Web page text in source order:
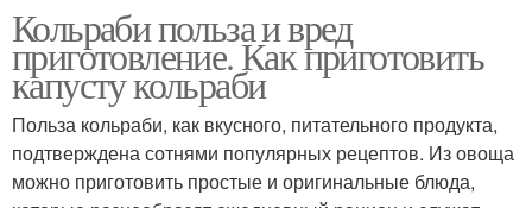
Кольраби польза и вред
приготовление. Как приготовить
капусту кольраби
Польза кольраби, как вкусного, питательного продукта,
подтверждена сотнями популярных рецептов. Из овоща
можно приготовить простые и оригинальные блюда,